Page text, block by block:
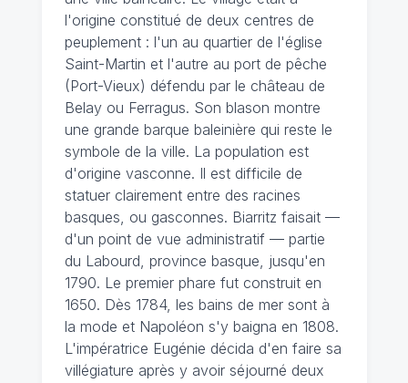
l'origine constitué de deux centres de
peuplement : l'un au quartier de l'église
Saint-Martin et l'autre au port de pêche
(Port-Vieux) défendu par le château de
Belay ou Ferragus. Son blason montre
une grande barque baleinière qui reste le
symbole de la ville. La population est
d'origine vasconne. Il est difficile de
statuer clairement entre des racines
basques, ou gasconnes. Biarritz faisait —
d'un point de vue administratif — partie
du Labourd, province basque, jusqu'en
1790. Le premier phare fut construit en
1650. Dès 1784, les bains de mer sont à
la mode et Napoléon s'y baigna en 1808.
L'impératrice Eugénie décida d'en faire sa
villégiature après y avoir séjourné deux